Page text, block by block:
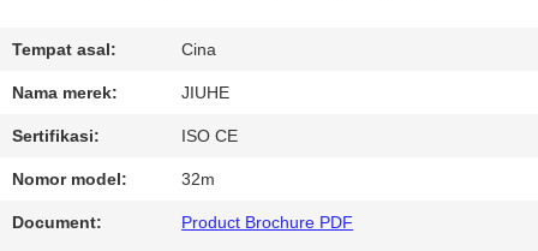
PABRIK
KONTROL
KUALITAS
Tempat asal: Cina
Nama merek: JIUHE
Sertifikasi: ISO CE
Nomor model: 32m
Document: Product Brochure PDF